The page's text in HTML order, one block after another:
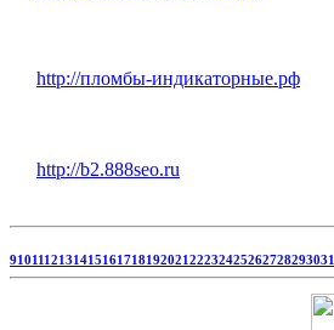
http://пломбы-индикаторные.рф
http://b2.888seo.ru
910111213141516171819202122232425262728293031